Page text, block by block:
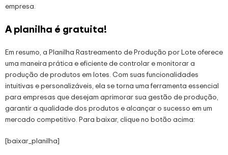
empresa.
A planilha é gratuita!
Em resumo, a Planilha Rastreamento de Produção por Lote oferece
uma maneira prática e eficiente de controlar e monitorar a
produção de produtos em lotes. Com suas funcionalidades
intuitivas e personalizáveis, ela se torna uma ferramenta essencial
para empresas que desejam aprimorar sua gestão de produção,
garantir a qualidade dos produtos e alcançar o sucesso em um
mercado competitivo. Para baixar, clique no botão acima:
[baixar_planilha]